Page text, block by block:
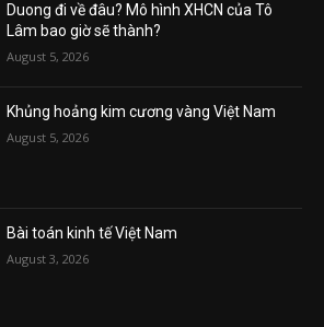
Duong đi về đâu? Mô hình XHCN của Tô
Lâm bao giờ sẽ thành?
August 5, 2026
Khủng hoảng kim cương vàng Việt Nam
August 5, 2026
Bài toán kinh tế Việt Nam
August 3, 2026